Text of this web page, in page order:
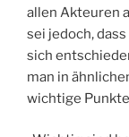
allen Akteuren
sei jedoch,
sich
man in
wichtige